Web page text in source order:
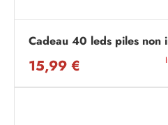
Cadeau 40 leds piles non
15,99 €